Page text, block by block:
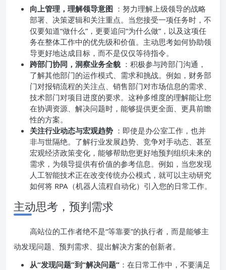
向上管理，理解领导意图 ：努力理解上级领导的战略
部署、决策逻辑和关注重点。当您接受一项任务时，不
仅要知道“做什么”，更要追问“为什么做”，以及这项任
务在整体工作中的优先级和价值。主动思考如何协助领
导更好地达成目标，而不是仅仅等待指令。
跨部门协同，洞察业务全貌 ：积极参与跨部门沟通，
了解其他部门的运作模式、需求和挑战。例如，财务部
门对报销流程的关注点、销售部门对市场信息的需求、
技术部门对项目进度的要求。这种多维度的理解能让您
在协调资源、解决问题时，能够提供更全面、更具前瞻
性的方案。
关注行业动态与宏观趋势 ：即使是办公室工作，也并
非与世隔绝。了解行业发展趋势、竞争对手动态、甚至
宏观经济政策变化，能够帮助您更好地预判组织未来的
需求，为领导提供有价值的参考信息。例如，当您发现
人工智能技术正在改变传统办公模式，就可以主动研究
如何将 RPA（机器人流程自动化）引入您的日常工作。
主动思考，预判需求
高站位的工作者绝不是“等靠要”的执行者，而是能够主
动发现问题、预判需求、提出解决方案的创新者。
从“发现问题”到“解决问题” ：在日常工作中，不要满足